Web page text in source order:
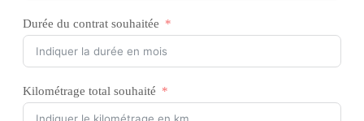
Durée du contrat souhaitée
Kilométrage total souhaité